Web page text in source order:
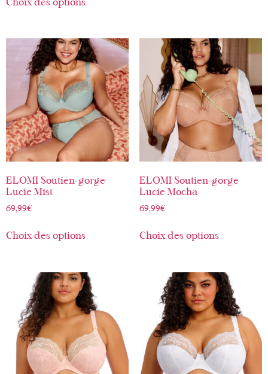
Choix des options
ELOMI Soutien-gorge
Lucie Mist
69,99€
Choix des options
ELOMI Soutien-gorge
Lucie Mocha
69,99€
Choix des options